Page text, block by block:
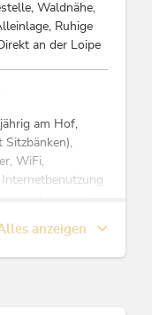
von
Waldnähe,
Ruhige
an der Loipe
am Hof,
Sitzbänken),
WiFi,
Internetbenutzung
für Fahrräder,
anzeigen